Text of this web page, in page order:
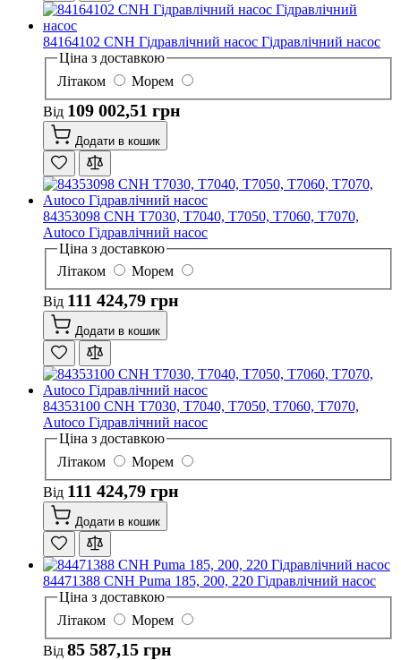
84164102 CNH Гідравлічний насос Гідравлічний насос
Ціна з доставкою
Літаком
Морем
Від 109 002,51 грн
Додати в кошик
84353098 CNH T7030, T7040, T7050, T7060, T7070,
Autoco Гідравлічний насос
Ціна з доставкою
Літаком
Морем
Від 111 424,79 грн
Додати в кошик
84353100 CNH T7030, T7040, T7050, T7060, T7070,
Autoco Гідравлічний насос
Ціна з доставкою
Літаком
Морем
Від 111 424,79 грн
Додати в кошик
84471388 CNH Puma 185, 200, 220 Гідравлічний насос
Ціна з доставкою
Літаком
Морем
Від 85 587,15 грн